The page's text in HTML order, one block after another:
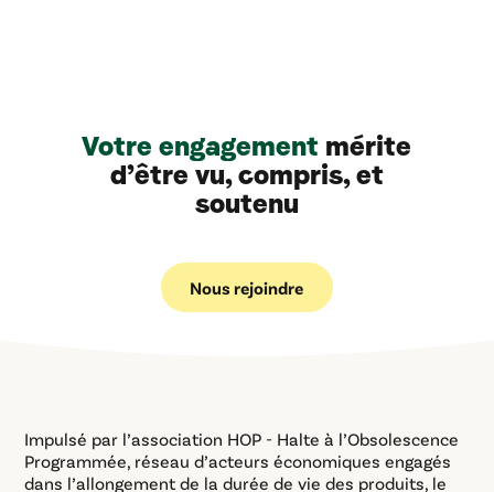
Votre engagement mérite
d’être vu, compris, et
soutenu
Nous rejoindre
Impulsé par l’association HOP - Halte à l’Obsolescence
Programmée, réseau d’acteurs économiques engagés
dans l’allongement de la durée de vie des produits, le